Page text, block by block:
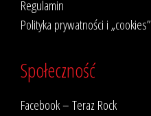
Regulamin
Polityka prywatności i „cookies”
Społeczność
Facebook – Teraz Rock